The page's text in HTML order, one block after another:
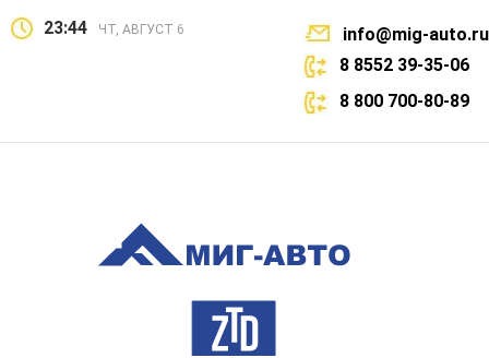
23:44 ЧТ, АВГУСТ 6
info@mig-auto.ru
8 8552 39-35-06
8 800 700-80-89